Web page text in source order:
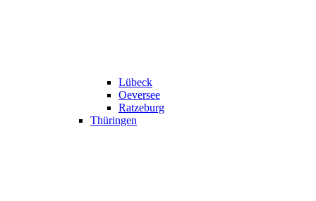
Lübeck
Oeversee
Ratzeburg
Thüringen